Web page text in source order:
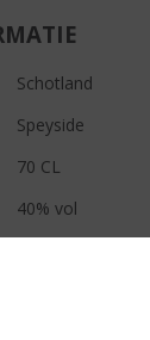
Schotland
Speyside
70 CL
40% vol